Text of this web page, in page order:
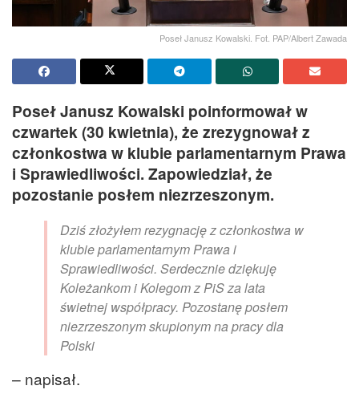
Poseł Janusz Kowalski. Fot. PAP/Albert Zawada
Poseł Janusz Kowalski poinformował w
czwartek (30 kwietnia), że zrezygnował z
członkostwa w klubie parlamentarnym Prawa
i Sprawiedliwości. Zapowiedział, że
pozostanie posłem niezrzeszonym.
Dziś złożyłem rezygnację z członkostwa w
klubie parlamentarnym Prawa i
Sprawiedliwości. Serdecznie dziękuję
Koleżankom i Kolegom z PiS za lata
świetnej współpracy. Pozostanę posłem
niezrzeszonym skupionym na pracy dla
Polski
– napisał.